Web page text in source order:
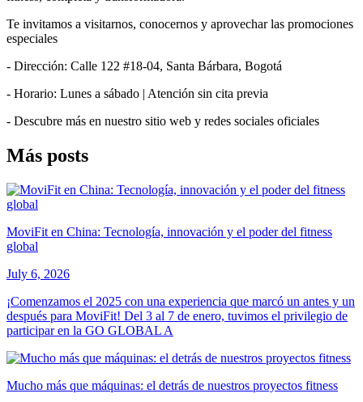
Te invitamos a visitarnos, conocernos y aprovechar las promociones
especiales
- Dirección: Calle 122 #18-04, Santa Bárbara, Bogotá
- Horario: Lunes a sábado | Atención sin cita previa
- Descubre más en nuestro sitio web y redes sociales oficiales
Más posts
MoviFit en China: Tecnología, innovación y el poder del fitness
global
July 6, 2026
¡Comenzamos el 2025 con una experiencia que marcó un antes y un
después para MoviFit! Del 3 al 7 de enero, tuvimos el privilegio de
participar en la GO GLOBAL A
Mucho más que máquinas: el detrás de nuestros proyectos fitness